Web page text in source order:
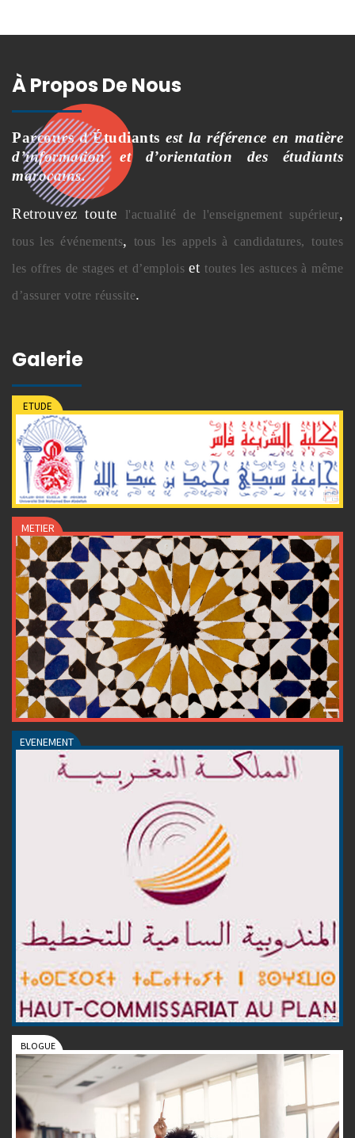
À Propos De Nous
Parcours d'Étudiants est la référence en matière
d’information et d’orientation des étudiants
marocains.
Retrouvez toute l'actualité de l'enseignement supérieur,
tous les événements, tous les appels à candidatures, toutes
les offres de stages et d’emploisettoutes les astuces à même
d’assurer votre réussite.
Galerie